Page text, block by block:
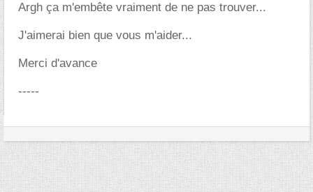
Argh ça m'embête vraiment de ne pas trouver...
J'aimerai bien que vous m'aider...
Merci d'avance
-----